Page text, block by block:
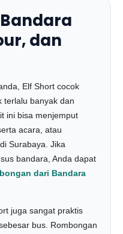
dan
Elf Short cocok
terlalu banyak dan
ini bisa menjemput
acara, atau
Surabaya. Jika
bandara, Anda dapat
dari Bandara
juga sangat praktis
bus. Rombongan